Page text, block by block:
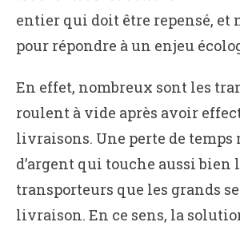
entier qui doit être repensé, et
pour répondre à un enjeu
En effet, nombreux sont les
roulent à vide après avoir
livraisons. Une perte de temps
d’argent qui touche aussi bien
transporteurs que les grands
livraison. En ce sens, la